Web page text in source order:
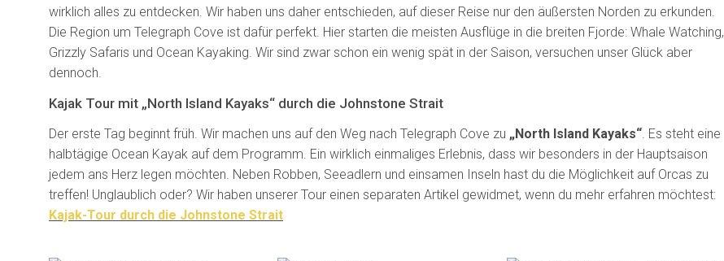
wirklich alles zu entdecken. Wir haben uns daher entschieden, auf dieser Reise nur den äußersten Norden zu erkunden.
Die Region um Telegraph Cove ist dafür perfekt. Hier starten die meisten Ausflüge in die breiten Fjorde: Whale Watching,
Grizzly Safaris und Ocean Kayaking. Wir sind zwar schon ein wenig spät in der Saison, versuchen unser Glück aber
dennoch.
Kajak Tour mit „North Island Kayaks“ durch die Johnstone Strait
Der erste Tag beginnt früh. Wir machen uns auf den Weg nach Telegraph Cove zu „North Island Kayaks“. Es steht eine
halbtägige Ocean Kayak auf dem Programm. Ein wirklich einmaliges Erlebnis, dass wir besonders in der Hauptsaison
jedem ans Herz legen möchten. Neben Robben, Seeadlern und einsamen Inseln hast du die Möglichkeit auf Orcas zu
treffen! Unglaublich oder? Wir haben unserer Tour einen separaten Artikel gewidmet, wenn du mehr erfahren möchtest:
Kajak-Tour durch die Johnstone Strait